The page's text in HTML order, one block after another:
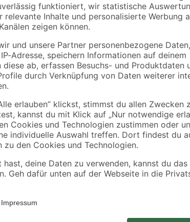
toom
Schnellbeton 25 kg
7, €
0,32 € / Kilogramm
Quick-mix
Beton 'Ruck-Zuck'
kg
8, €
0,36 € / Kilogramm
Den Pfostenträger kannst du für
Holzbalken und Stützen für
verankern. Deine Konstruktionen